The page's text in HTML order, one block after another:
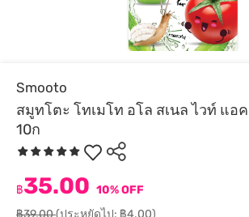
Smooto
สมูทโตะ โทเมโท อโล สเนล ไวท์ แอ
10ก
฿35.00 10% OFF
฿39.00(ประหยัดไป: ฿4.00)